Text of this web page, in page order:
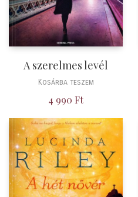
A szerelmes levél
Kosárba teszem
4 990 Ft